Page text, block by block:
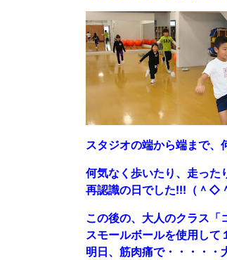
スタジオの端から端まで、
何気なく歩いたり、走った
再認識の日でした!!!（＾◇
この後の、大人のクラス「
スモールボールを使用して
明日、筋肉痛で・・・・・